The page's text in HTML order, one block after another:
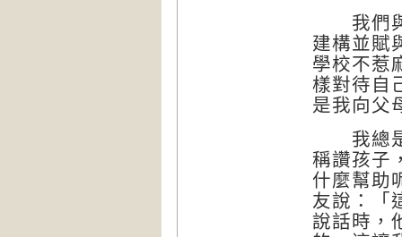
我們與
建構並賦
學校不惹
樣對待自
是我向父
我總是
稱讚孩子
什麼幫助
友說：「
說話時，